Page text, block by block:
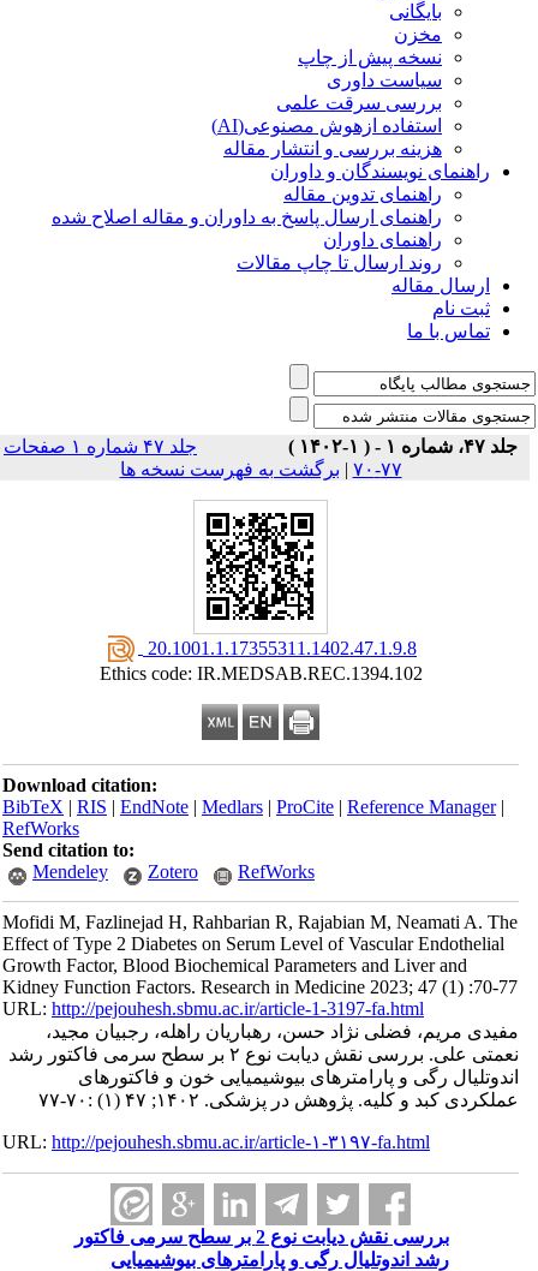
بایگانی
مخزن
نسخه پیش از چاپ
سیاست داوری
بررسی سرقت علمی
استفاده ازهوش مصنوعی(AI)
هزینه بررسی و انتشار مقاله
راهنمای نویسندگان و داوران
راهنمای تدوین مقاله
راهنمای ارسال پاسخ به داوران و مقاله اصلاح شده
راهنمای داوران
روند ارسال تا چاپ مقالات
ارسال مقاله
ثبت نام
تماس با ما
جلد ۴۷، شماره ۱ - ( ۱-۱۴۰۲ )
جلد ۴۷ شماره ۱ صفحات
۷۷-۷۰
|برگشت به فهرست نسخه ها
‎ 20.1001.1.17355311.1402.47.1.9.8
Ethics code: IR.MEDSAB.REC.1394.102
Download citation:
BibTeX|RIS|EndNote|Medlars|ProCite|Reference Manager
RefWorks
Send citation to:
Mendeley
Zotero RefWorks
Mofidi M, Fazlinejad H, Rahbarian R, Rajabian M, Neamati A. The
Effect of Type 2 Diabetes on Serum Level of Vascular Endothelial
Growth Factor, Blood Biochemical Parameters and Liver and
Kidney Function Factors. Research in Medicine 2023; 47 (1) :70-77
URL:http://pejouhesh.sbmu.ac.ir/article-1-3197-fa.html
مفیدی مریم، فضلی نژاد حسن، رهباریان راهله، رجبیان مجید،
نعمتی علی. بررسی نقش دیابت نوع ۲ بر سطح سرمی فاکتور رشد
اندوتلیال رگی و پارامترهای بیوشیمیایی خون و فاکتورهای
عملکردی کبد و کلیه. پژوهش در پزشکی. ۱۴۰۲; ۴۷ (۱) :۷۰-۷۷
URL:http://pejouhesh.sbmu.ac.ir/article-۱-۳۱۹۷-fa.html
بررسی نقش دیابت نوع 2 بر سطح سرمی فاکتور
رشد اندوتلیال رگی و پارامترهای بیوشیمیایی